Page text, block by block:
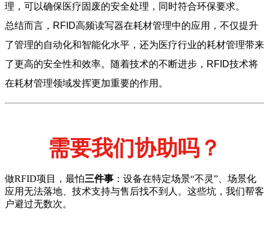
理，可以确保医疗固废的安全处理，同时符合环保要求。
总结而言，RFID高频读写器在耗材管理中的应用，不仅提升
了管理的自动化和智能化水平，还为医疗行业的耗材管理带来
了更高的安全性和效率。随着技术的不断进步，RFID技术将
在耗材管理领域发挥更加重要的作用。
需要我们协助吗？
做RFID项目，最怕三件事 ：设备在特定场景“不灵”、场景化
应用无法落地、技术支持与售后找不到人。这些坑，我们帮客
户避过无数次。